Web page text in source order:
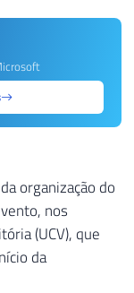
organização do
nos
(UCV), que
da